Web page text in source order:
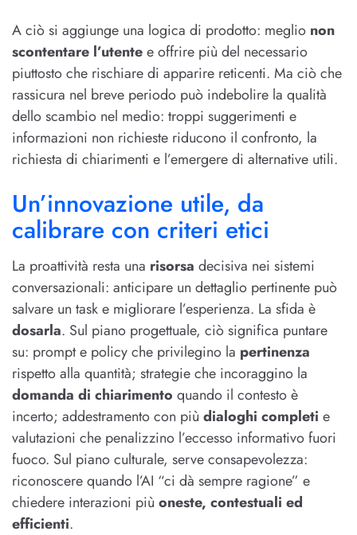
A ciò si aggiunge una logica di prodotto: meglio non
scontentare l’utentee offrire più del necessario
piuttosto che rischiare di apparire reticenti. Ma ciò che
rassicura nel breve periodo può indebolire la qualità
dello scambio nel medio: troppi suggerimenti e
informazioni non richieste riducono il confronto, la
richiesta di chiarimenti e l’emergere di alternative utili.
Un’innovazione utile, da
calibrare con criteri etici
La proattività resta una risorsa decisiva nei sistemi
conversazionali: anticipare un dettaglio pertinente può
salvare un task e migliorare l’esperienza. La sfida è
dosarla. Sul piano progettuale, ciò significa puntare
su: prompt e policy che privilegino la pertinenza
rispetto alla quantità; strategie che incoraggino la
domanda di chiarimento quando il contesto è
incerto; addestramento con più dialoghi completi e
valutazioni che penalizzino l’eccesso informativo fuori
fuoco. Sul piano culturale, serve consapevolezza:
riconoscere quando l’AI “ci dà sempre ragione” e
chiedere interazioni più oneste, contestuali ed
efficienti.